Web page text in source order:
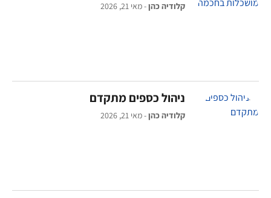
קלודיה כהן מאי 21, 2026
ניהול כספים מתקדם
קלודיה כהן מאי 21, 2026